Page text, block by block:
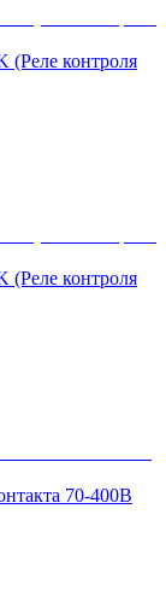
(Реле контроля
(Реле контроля
70-400В